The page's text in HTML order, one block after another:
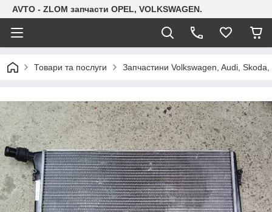
AVTO - ZLOM запчасти OPEL, VOLKSWAGEN.
Товари та послуги Запчастини Volkswagen, Audi, Skoda,